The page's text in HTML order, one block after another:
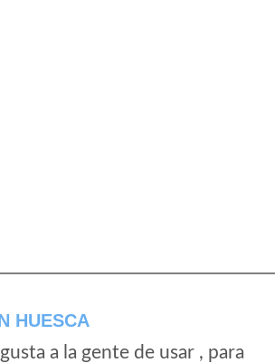
HUESCA
a la gente de usar , para